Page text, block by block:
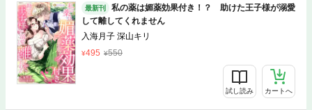
最新刊
私の薬は媚薬効果付き！？ 助けた王子様が溺愛
して離してくれません
入海月子 深山キリ
495
550
試し読み カートへ